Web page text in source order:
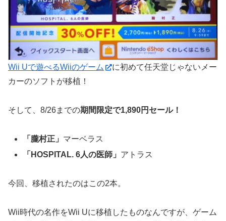
Wii Uで遊べるWiiのゲーム
に初めて任天堂じゃないメー
カーのソフトが移植！
そして、8/26までの期間限定で1,890円セール！
「朧村正」 マーベラス
「HOSPITAL. 6人の医師」 アトラス
今回、移植されたのはこの2本。
Wii時代の名作をWii Uに移植したものなんですが、ゲーム